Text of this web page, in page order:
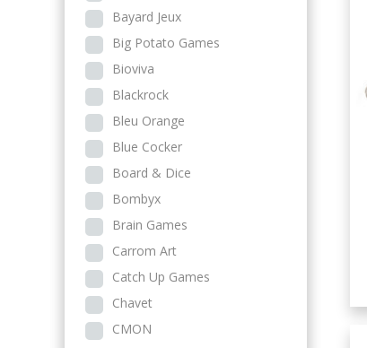
Bayard Jeux
Big Potato Games
Bioviva
Blackrock
Bleu Orange
Blue Cocker
Board & Dice
Bombyx
Brain Games
Carrom Art
Catch Up Games
Chavet
CMON